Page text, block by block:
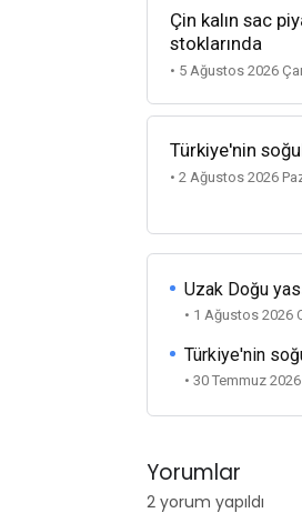
Çin kalın sac
stoklarında
• 5 Ağustos 2026
Türkiye'nin
• 2 Ağustos 2026
Uzak Doğu
• 1 Ağustos 2026
Türkiye'nin
• 30 Temmuz
Yorumlar
2 yorum yapıldı